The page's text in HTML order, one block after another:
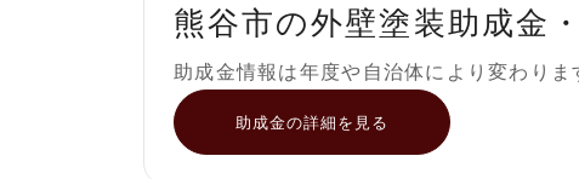
熊谷市の外壁塗装助成金
助成金情報は年度や自治体により変わり
助成金の詳細を見る